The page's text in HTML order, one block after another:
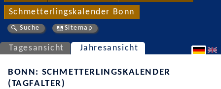
Schmetterlingskalender Bonn
Suche Sitemap
Tagesansicht Jahresansicht
BONN: SCHMETTERLINGSKALENDER
(TAGFALTER)